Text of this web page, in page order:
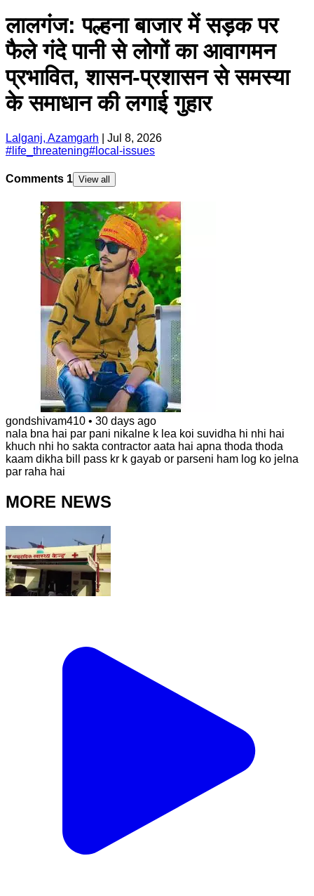
लालगंज: पल्हना बाजार में सड़क पर
फैले गंदे पानी से लोगों का आवागमन
प्रभावित, शासन-प्रशासन से समस्या
के समाधान की लगाई गुहार
Lalganj, Azamgarh
Jul 8, 2026
# life_threatening# local-issues
Comments 1 View all
gondshivam410 • 30 days ago
nala bna hai par pani nikalne k lea koi suvidha hi nhi hai
khuch nhi ho sakta contractor aata hai apna thoda thoda
kaam dikha bill pass kr k gayab or parseni ham log ko jelna
par raha hai
MORE NEWS